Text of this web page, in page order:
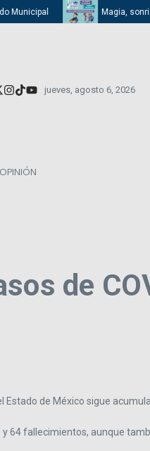
Magia,
jueves, agosto 6, 2026
OPINIÓN
de
Estado de México sigue
fallecimientos, aunque